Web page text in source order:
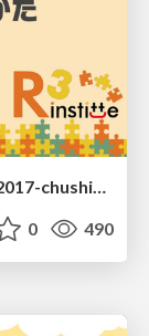
アールスリーのトガりかた/jawsfesta2017-chushikoku
0 490